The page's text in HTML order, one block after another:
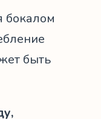
бокалом
быть